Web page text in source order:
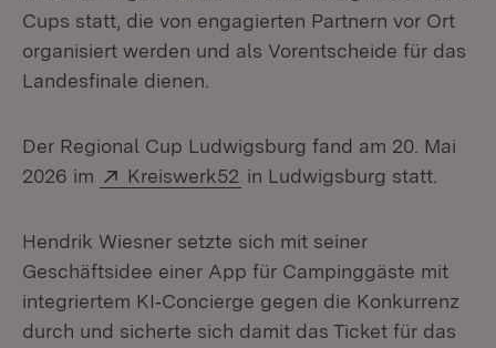
Cups statt, die von engagierten Partnern vor Ort
organisiert werden und als Vorentscheide für das
Landesfinale dienen.
Der Regional Cup Ludwigsburg fand am 20. Mai
2026 im
Extern:
Kreiswerk52 (Öffnet in neuem Fenster)
in Ludwigsburg statt.
Hendrik Wiesner setzte sich mit seiner
Geschäftsidee einer App für Campinggäste mit
integriertem KI‑Concierge gegen die Konkurrenz
durch und sicherte sich damit das Ticket für das